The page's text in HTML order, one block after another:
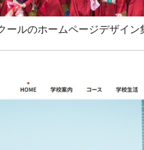
ールのホームページデザイン